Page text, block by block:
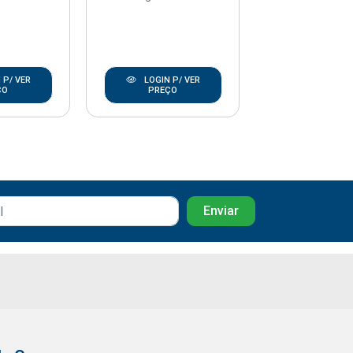
P/ VER
LOGIN P/ VER
PREÇO